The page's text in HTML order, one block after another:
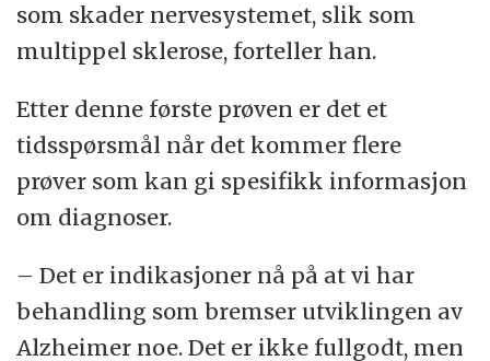
som skader nervesystemet, slik som
multippel sklerose, forteller han.
Etter denne første prøven er det et
tidsspørsmål når det kommer flere
prøver som kan gi spesifikk informasjon
om diagnoser.
– Det er indikasjoner nå på at vi har
behandling som bremser utviklingen av
Alzheimer noe. Det er ikke fullgodt, men